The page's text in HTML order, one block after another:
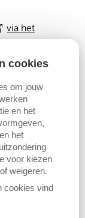
via het
water de
lokaal bestuur
cookies
om jouw
en het
het
voor kiezen
weigeren.
cookies vind